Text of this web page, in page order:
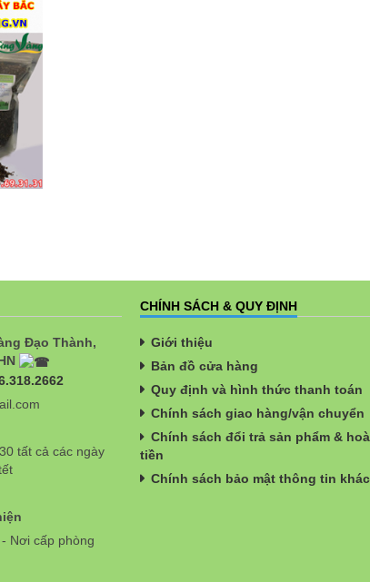
Đạo Thành,
tất cả các ngày
Nơi cấp phòng
CHÍNH SÁCH & QUY ĐỊNH
Giới thiệu
Bản đồ cửa hàng
Quy định và hình thức thanh toán
Chính sách giao hàng/vận chuyển
Chính sách đổi trả sản phẩm &
tiền
Chính sách bảo mật thông tin